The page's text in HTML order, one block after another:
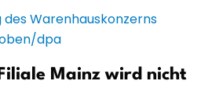
Mainz wird nicht